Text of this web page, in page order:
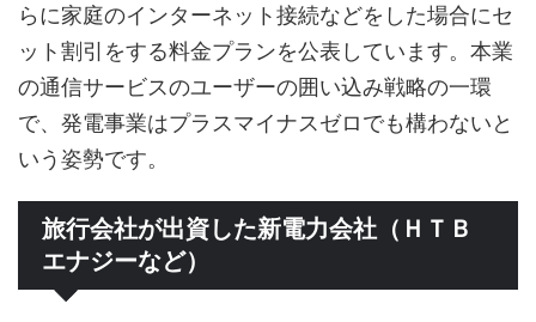
らに家庭のインターネット接続などをした場合にセ
ット割引をする料金プランを公表しています。本業
の通信サービスのユーザーの囲い込み戦略の一環
で、発電事業はプラスマイナスゼロでも構わないと
いう姿勢です。
旅行会社が出資した新電力会社（ＨＴＢ
エナジーなど）